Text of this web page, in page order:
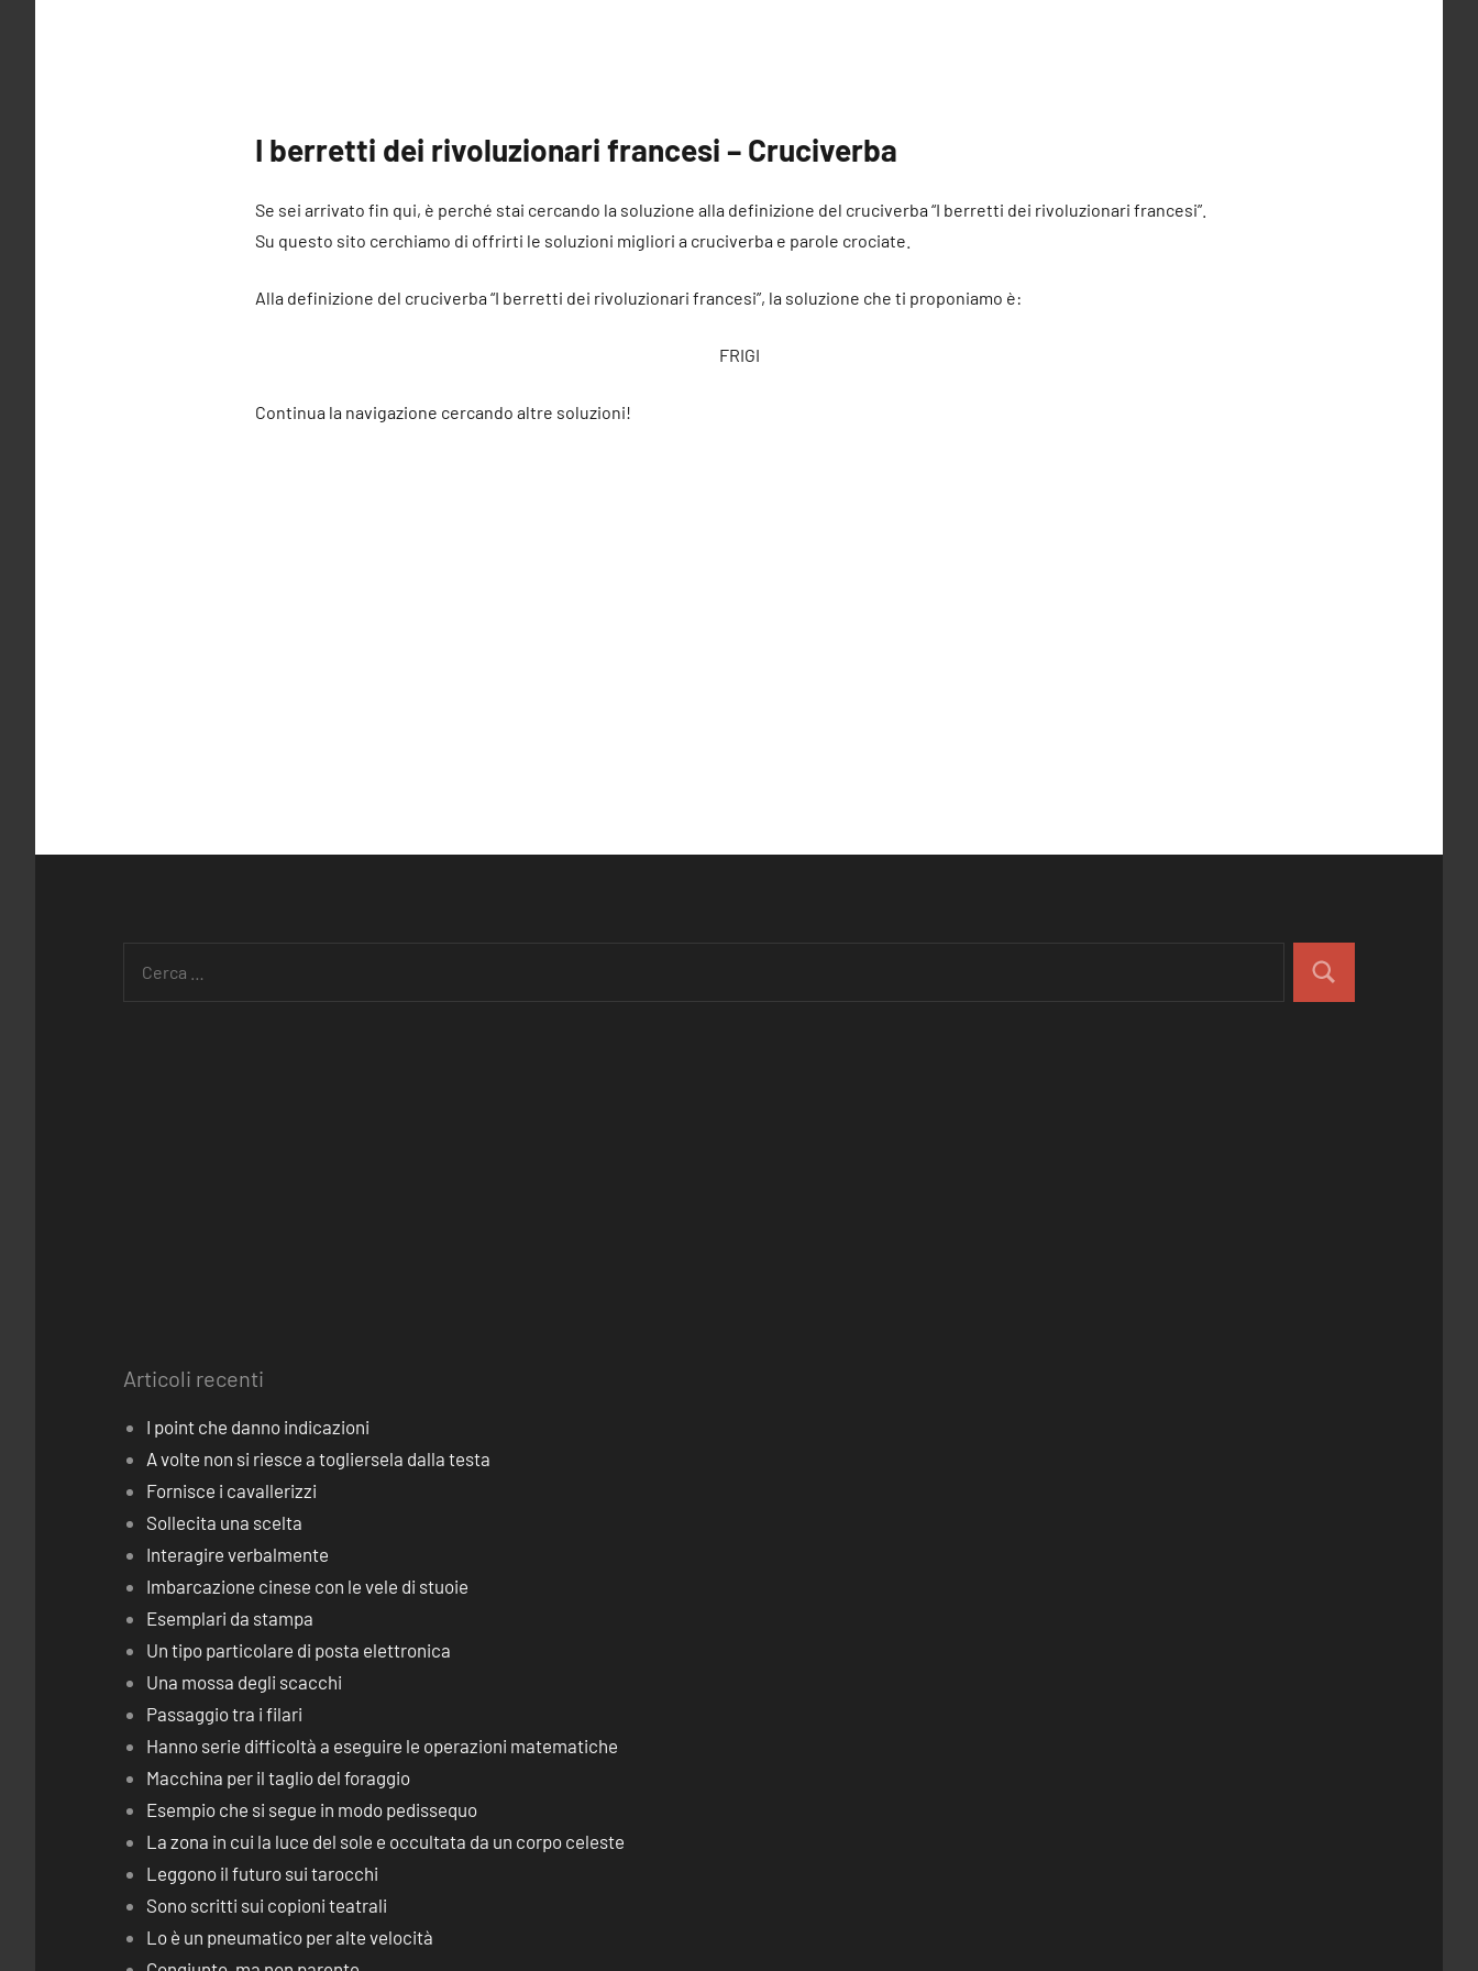
I berretti dei rivoluzionari francesi – Cruciverba
Se sei arrivato fin qui, è perché stai cercando la soluzione alla definizione del cruciverba “I berretti dei rivoluzionari francesi”.
Su questo sito cerchiamo di offrirti le soluzioni migliori a cruciverba e parole crociate.
Alla definizione del cruciverba “I berretti dei rivoluzionari francesi”, la soluzione che ti proponiamo è:
FRIGI
Continua la navigazione cercando altre soluzioni!
Articoli recenti
I point che danno indicazioni
A volte non si riesce a togliersela dalla testa
Fornisce i cavallerizzi
Sollecita una scelta
Interagire verbalmente
Imbarcazione cinese con le vele di stuoie
Esemplari da stampa
Un tipo particolare di posta elettronica
Una mossa degli scacchi
Passaggio tra i filari
Hanno serie difficoltà a eseguire le operazioni matematiche
Macchina per il taglio del foraggio
Esempio che si segue in modo pedissequo
La zona in cui la luce del sole e occultata da un corpo celeste
Leggono il futuro sui tarocchi
Sono scritti sui copioni teatrali
Lo è un pneumatico per alte velocità